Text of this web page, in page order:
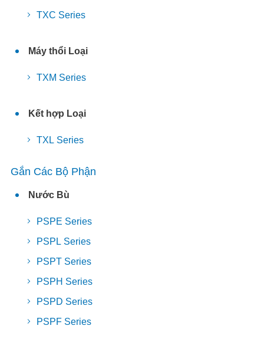
TXC Series
Máy thổi Loại
TXM Series
Kết hợp Loại
TXL Series
Gắn Các Bộ Phận
Nước Bù
PSPE Series
PSPL Series
PSPT Series
PSPH Series
PSPD Series
PSPF Series